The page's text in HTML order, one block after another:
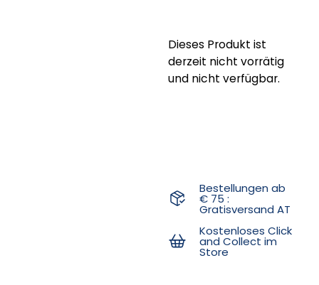
Dieses Produkt ist
derzeit nicht vorrätig
und nicht verfügbar.
Bestellungen ab
€ 75 :
Gratisversand AT
Kostenloses Click
and Collect im
Store